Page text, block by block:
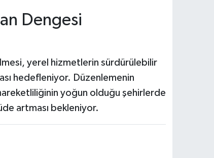
Dengesi
yerel hizmetlerin sürdürülebilir
hedefleniyor. Düzenlemenin
yoğun olduğu şehirlerde
artması bekleniyor.